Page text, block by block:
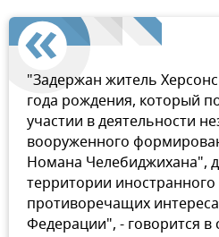
"Задержан житель
года рождения, который
участии в деятельности
вооруженного
Номана Челебиджихана",
территории иностранного
противоречащих
Федерации", - говорится